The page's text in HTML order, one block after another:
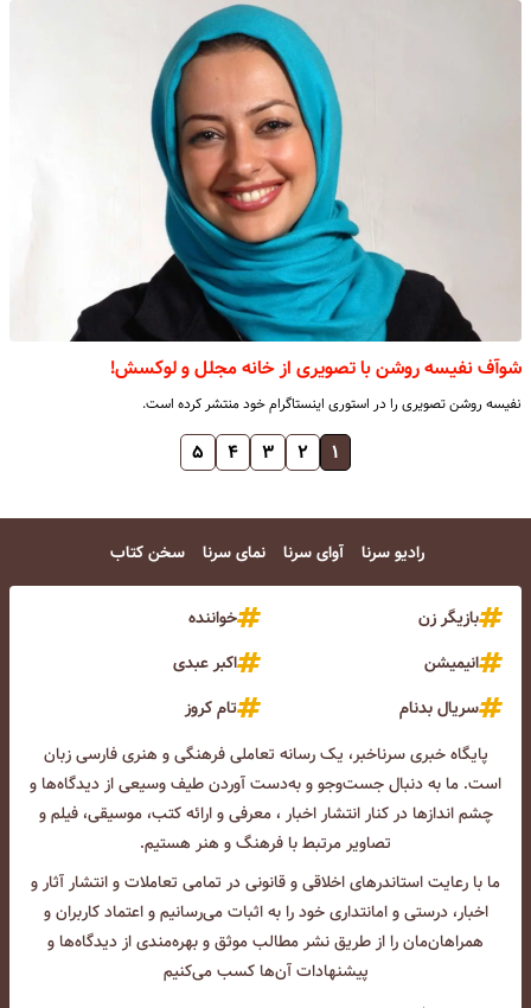
شوآف نفیسه روشن با تصویری از خانه مجلل و لوکسش!
نفیسه روشن تصویری را در استوری اینستاگرام خود منتشر کرده است.
۱ ۲ ۳ ۴ ۵
رادیو سرنا آوای سرنا نمای سرنا سخن کتاب
بازیگر زن
خواننده
انیمیشن
اکبر عبدی
سریال بدنام
تام کروز
پایگاه خبری سرناخبر، یک رسانه تعاملی فرهنگی و هنری فارسی زبان
است. ما به دنبال جست‌و‌جو و به‌دست آوردن طیف وسیعی از دیدگاه‌ها و
چشم انداز‌ها در کنار انتشار اخبار ، معرفی و ارائه کتب، موسیقی، فیلم و
تصاویر مرتبط با فرهنگ و هنر هستیم.
ما با رعایت استاندرهای اخلاقی و قانونی در تمامی تعاملات و انتشار آثار و
اخبار، درستی و امانتداری خود را به اثبات می‌رسانیم و اعتماد کاربران و
همراهان‌مان را از طریق نشر مطالب موثق و بهره‌مندی از دیدگاه‌ها و
پیشنهادات آن‌ها کسب می‌کنیم